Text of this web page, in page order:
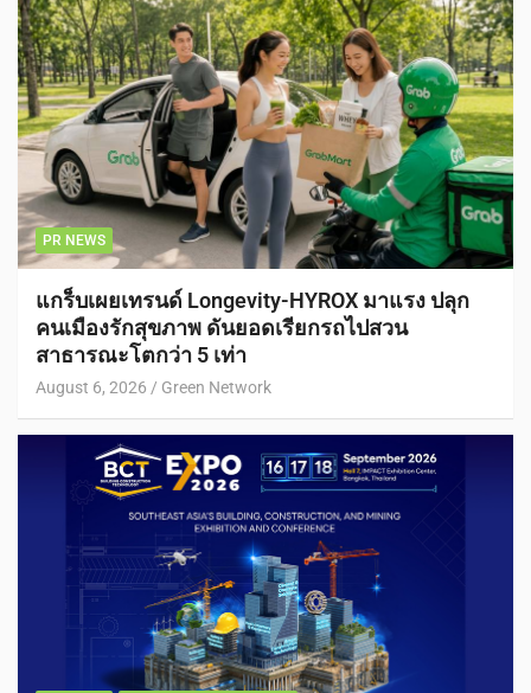
PR NEWS
แกร็บเผยเทรนด์ Longevity-HYROX มาแรง ปลุก
คนเมืองรักสุขภาพ ดันยอดเรียกรถไปสวน
สาธารณะโตกว่า 5 เท่า
August 6, 2026 Green Network